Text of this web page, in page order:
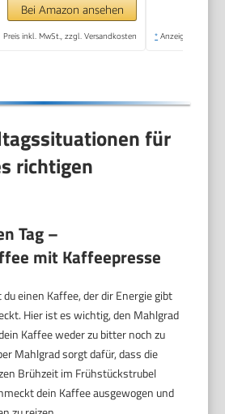
Made in Portugal
Bei Amazon ansehen
Preis inkl. MwSt., zzgl. Versandkosten * Anzeige
für
richtigen
Tag –
mit Kaffeepresse
einen Kaffee, der dir Energie gibt
Hier ist es wichtig, den Mahlgrad
Kaffee weder zu bitter noch zu
Mahlgrad sorgt dafür, dass die
Brühzeit im Frühstückstrubel
dein Kaffee ausgewogen und